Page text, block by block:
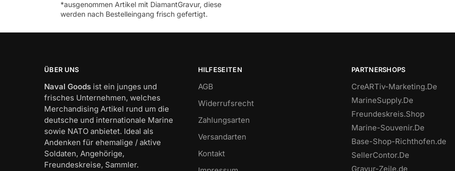
*ausgenommen Artikel mit DiamantGravur, diese
werden nach Bestelleingang frisch gefertigt.
ÜBER UNS
Naval Goods ist ein junges und
frisches Unternehmen, welches
Merchandising Artikel rund um die
deutsche und internationale Marine
sowie NATO anbietet. Ideal als
Andenken für ehemalige / aktive
Soldaten, Angehörige,
Freundeskreise, Sammler.
HILFESEITEN
AGB
Widerrufsrecht
Zahlungsarten
Versandarten
Kontakt
PARTNERSHOPS
CreARTiv-Marketing.De
MarineSupply.De
Freundeskreis.Shop
Marine-Souvenir.De
Base-Shop-Richthofen.de
SellerContor.De
Gravur-Zeile.de